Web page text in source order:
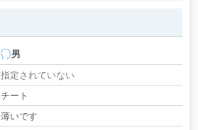
男
指定されていない
チート
薄いです